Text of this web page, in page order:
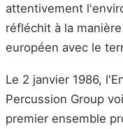
attentivement
réfléchit à la
européen avec le
Le 2 janvier 1986,
Percussion Group
premier ensemble